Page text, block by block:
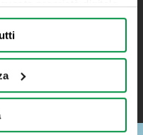
proprietà digitale
È possibile
in qualsiasi
cookie o facendo clic
novità Bonometti